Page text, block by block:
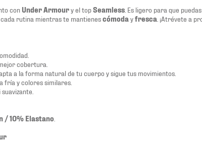
con Under Armoury el topSeamless . Es ligero para que puedas
rutina mientras te mantienescómoda yfresca . ¡Atrévete a
cobertura.
a la forma natural de tu cuerpo y sigue tus movimientos.
fría y colores similares.
/ 10% Elastano